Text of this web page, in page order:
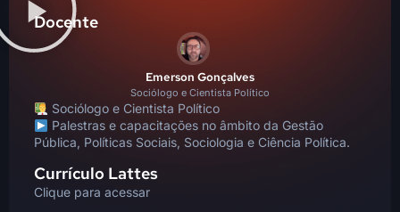
Docente
Emerson Gonçalves
Sociólogo e Cientista Político
Sociólogo e Cientista Político
Palestras e capacitações no âmbito da Gestão
Pública, Políticas Sociais, Sociologia e Ciência Política.
Currículo Lattes
Clique para acessar